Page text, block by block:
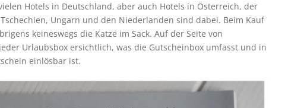
Hotels in Deutschland, aber auch Hotels in Österreich, der
Ungarn und den Niederlanden sind dabei. Beim Kauf
keineswegs die Katze im Sack. Auf der Seite von
Urlaubsbox ersichtlich, was die Gutscheinbox umfasst und in
einlösbar ist.